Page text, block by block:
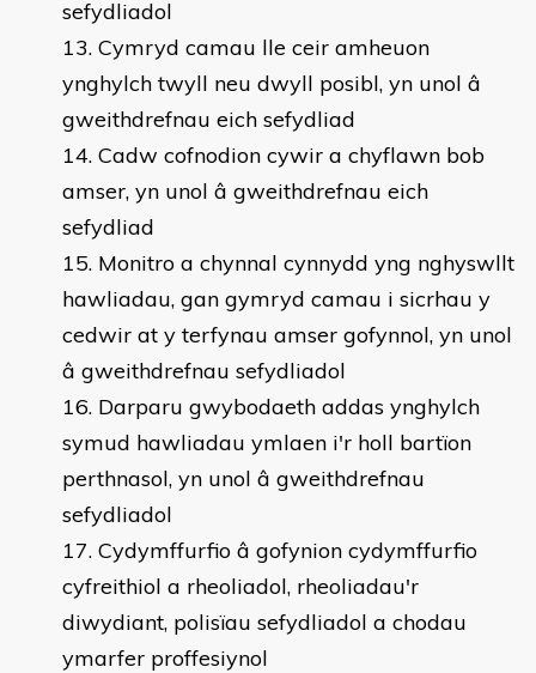
sefydliadol
Cymryd camau lle ceir amheuon
ynghylch twyll neu dwyll posibl, yn unol â
gweithdrefnau eich sefydliad
Cadw cofnodion cywir a chyflawn bob
amser, yn unol â gweithdrefnau eich
sefydliad
Monitro a chynnal cynnydd yng nghyswllt
hawliadau, gan gymryd camau i sicrhau y
cedwir at y terfynau amser gofynnol, yn unol
â gweithdrefnau sefydliadol
Darparu gwybodaeth addas ynghylch
symud hawliadau ymlaen i'r holl bartïon
perthnasol, yn unol â gweithdrefnau
sefydliadol
Cydymffurfio â gofynion cydymffurfio
cyfreithiol a rheoliadol, rheoliadau'r
diwydiant, polisïau sefydliadol a chodau
ymarfer proffesiynol